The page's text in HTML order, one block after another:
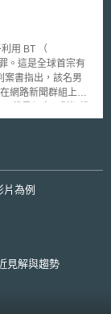
環境於全國具備一
自
科技來增進安全與
）、自願性
，配合以上原則進
用 BT （
。這是全球首宗有
網路新聞群組上宣
例》第 118 條之散
種散布行為。
的種子提供者、下
資料的工作，故也
其客戶的侵權行
為例
見解與趨勢